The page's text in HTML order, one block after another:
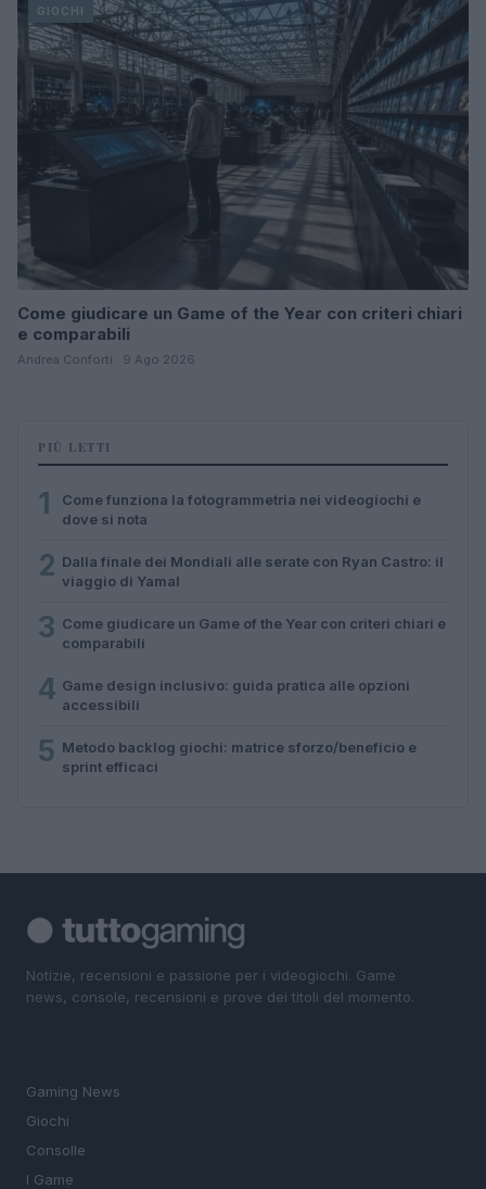
GIOCHI
Come giudicare un Game of the Year con criteri chiari
e comparabili
Andrea Conforti · 9 Ago 2026
PIÙ LETTI
1
Come funziona la fotogrammetria nei videogiochi e
dove si nota
2 Dalla finale dei Mondiali alle serate con Ryan Castro: il
viaggio di Yamal
3 Come giudicare un Game of the Year con criteri chiari e
comparabili
4 Game design inclusivo: guida pratica alle opzioni
accessibili
5 Metodo backlog giochi: matrice sforzo/beneficio e
sprint efficaci
Notizie, recensioni e passione per i videogiochi. Game
news, console, recensioni e prove dei titoli del momento.
Gaming News
Giochi
Consolle
I Game